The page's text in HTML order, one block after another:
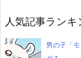
人気記事ランキ
男の子「